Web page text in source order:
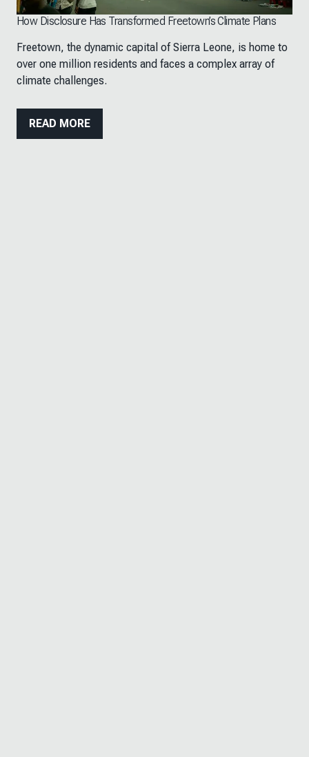
How Disclosure Has Transformed Freetown’s Climate Plans
Freetown, the dynamic capital of Sierra Leone, is home to
over one million residents and faces a complex array of
climate challenges.
READ MORE